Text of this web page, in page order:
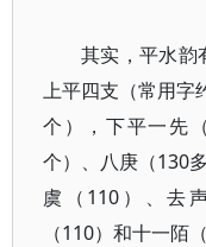
其实，平水韵
上平四支（常用字
个），下平一先
个）、八庚（130
虞（110）、去
（110）和十一陌